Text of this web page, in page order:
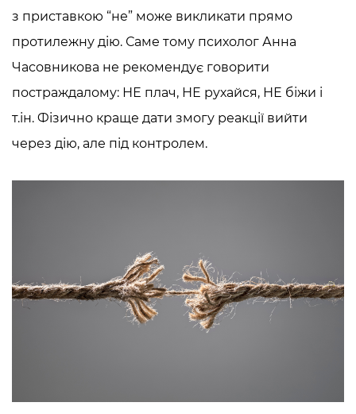
з приставкою “не” може викликати прямо
протилежну дію. Саме тому психолог Анна
Часовникова не рекомендує говорити
постраждалому: НЕ плач, НЕ рухайся, НЕ біжи і
т.ін. Фізично краще дати змогу реакції вийти
через дію, але під контролем.